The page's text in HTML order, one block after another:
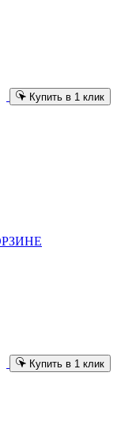
Купить в 1 клик
Купить в 1 клик